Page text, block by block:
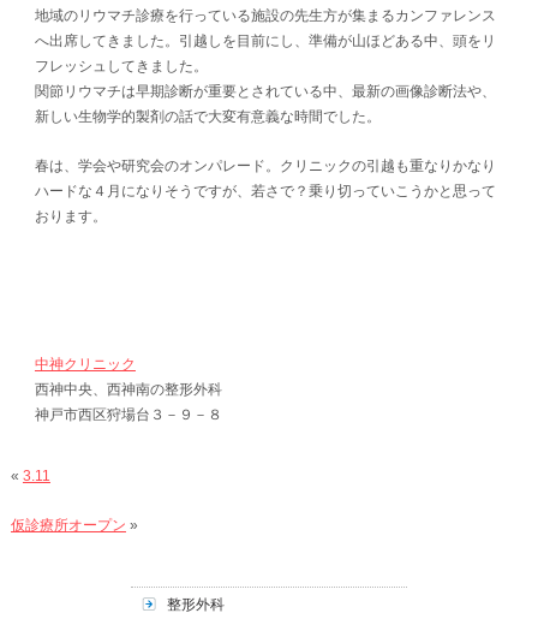
地域のリウマチ診療を行っている施設の先生方が集まるカンファレンス
へ出席してきました。引越しを目前にし、準備が山ほどある中、頭をリ
フレッシュしてきました。
関節リウマチは早期診断が重要とされている中、最新の画像診断法や、
新しい生物学的製剤の話で大変有意義な時間でした。
春は、学会や研究会のオンパレード。クリニックの引越も重なりかなり
ハードな４月になりそうですが、若さで？乗り切っていこうかと思って
おります。
中神クリニック
西神中央、西神南の整形外科
神戸市西区狩場台３－９－８
« 3.11
仮診療所オープン »
整形外科